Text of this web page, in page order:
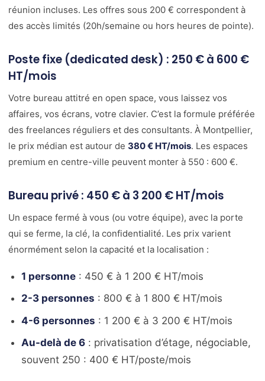
réunion incluses. Les offres sous 200 € correspondent à
des accès limités (20h/semaine ou hors heures de pointe).
Poste fixe (dedicated desk) : 250 € à 600 €
HT/mois
Votre bureau attitré en open space, vous laissez vos
affaires, vos écrans, votre clavier. C’est la formule préférée
des freelances réguliers et des consultants. À Montpellier,
le prix médian est autour de 380 € HT/mois. Les espaces
premium en centre-ville peuvent monter à 550 : 600 €.
Bureau privé : 450 € à 3 200 € HT/mois
Un espace fermé à vous (ou votre équipe), avec la porte
qui se ferme, la clé, la confidentialité. Les prix varient
énormément selon la capacité et la localisation :
1 personne : 450 € à 1 200 € HT/mois
2-3 personnes : 800 € à 1 800 € HT/mois
4-6 personnes : 1 200 € à 3 200 € HT/mois
Au-delà de 6 : privatisation d’étage, négociable,
souvent 250 : 400 € HT/poste/mois